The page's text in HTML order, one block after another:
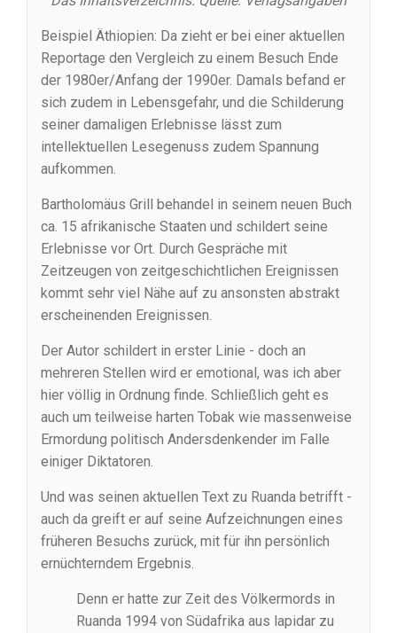
Beispiel Äthiopien: Da zieht er bei einer aktuellen
Reportage den Vergleich zu einem Besuch Ende
der 1980er/Anfang der 1990er. Damals befand er
sich zudem in Lebensgefahr, und die Schilderung
seiner damaligen Erlebnisse lässt zum
intellektuellen Lesegenuss zudem Spannung
aufkommen.
Bartholomäus Grill behandel in seinem neuen Buch
ca. 15 afrikanische Staaten und schildert seine
Erlebnisse vor Ort. Durch Gespräche mit
Zeitzeugen von zeitgeschichtlichen Ereignissen
kommt sehr viel Nähe auf zu ansonsten abstrakt
erscheinenden Ereignissen.
Der Autor schildert in erster Linie - doch an
mehreren Stellen wird er emotional, was ich aber
hier völlig in Ordnung finde. Schließlich geht es
auch um teilweise harten Tobak wie massenweise
Ermordung politisch Andersdenkender im Falle
einiger Diktatoren.
Und was seinen aktuellen Text zu Ruanda betrifft -
auch da greift er auf seine Aufzeichnungen eines
früheren Besuchs zurück, mit für ihn persönlich
ernüchterndem Ergebnis.
Denn er hatte zur Zeit des Völkermords in
Ruanda 1994 von Südafrika aus lapidar zu